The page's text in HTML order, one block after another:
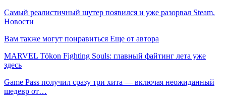
Самый реалистичный шутер появился и уже разорвал Steam.
Новости
Вам также могут понравиться Еще от автора
MARVEL Tōkon Fighting Souls: главный файтинг лета уже
здесь
Game Pass получил сразу три хита — включая неожиданный
шедевр от…